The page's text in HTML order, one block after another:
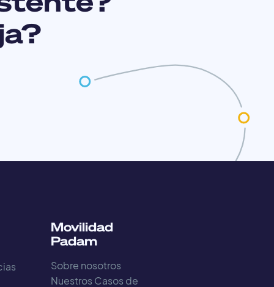
Movilidad
Padam
Sobre nosotros
Nuestros Casos de